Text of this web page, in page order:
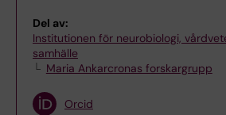
Del av:
Institutionen för neurobiologi,
samhälle
Maria Ankarcronas forskargrupp
Orcid